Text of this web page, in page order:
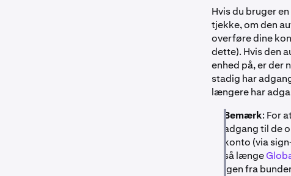
Hvis du bruger en
tjekke, om den
overføre dine
dette). Hvis den
enhed på, er der
stadig har
længere har
Bemærk: For
adgang til de
konto (via
så længe
igen fra